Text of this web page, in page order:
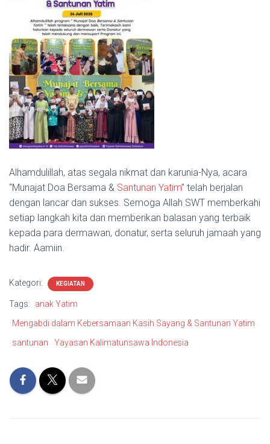
Alhamdulillah, atas segala nikmat dan karunia-Nya, acara
“Munajat Doa Bersama & Santunan Yatim” telah berjalan
dengan lancar dan sukses. Semoga Allah SWT memberkahi
setiap langkah kita dan memberikan balasan yang terbaik
kepada para dermawan, donatur, serta seluruh jamaah yang
hadir. Aamiin.
Kategori: KEGIATAN
Tags:
anak Yatim
Mengabdi dalam Kebersamaan Kasih Sayang & Santunan Yatim
santunan
Yayasan Kalimatunsawa Indonesia